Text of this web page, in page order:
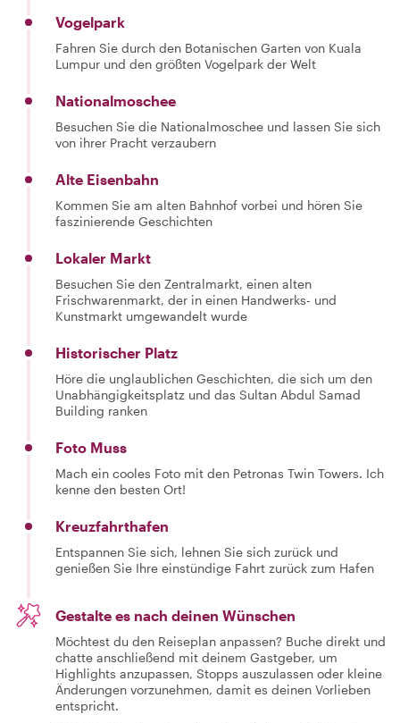
Vogelpark
Fahren Sie durch den Botanischen Garten von Kuala
Lumpur und den größten Vogelpark der Welt
Nationalmoschee
Besuchen Sie die Nationalmoschee und lassen Sie sich
von ihrer Pracht verzaubern
Alte Eisenbahn
Kommen Sie am alten Bahnhof vorbei und hören Sie
faszinierende Geschichten
Lokaler Markt
Besuchen Sie den Zentralmarkt, einen alten
Frischwarenmarkt, der in einen Handwerks- und
Kunstmarkt umgewandelt wurde
Historischer Platz
Höre die unglaublichen Geschichten, die sich um den
Unabhängigkeitsplatz und das Sultan Abdul Samad
Building ranken
Foto Muss
Mach ein cooles Foto mit den Petronas Twin Towers. Ich
kenne den besten Ort!
Kreuzfahrthafen
Entspannen Sie sich, lehnen Sie sich zurück und
genießen Sie Ihre einstündige Fahrt zurück zum Hafen
Gestalte es nach deinen Wünschen
Möchtest du den Reiseplan anpassen? Buche direkt und
chatte anschließend mit deinem Gastgeber, um
Highlights anzupassen, Stopps auszulassen oder kleine
Änderungen vorzunehmen, damit es deinen Vorlieben
entspricht.